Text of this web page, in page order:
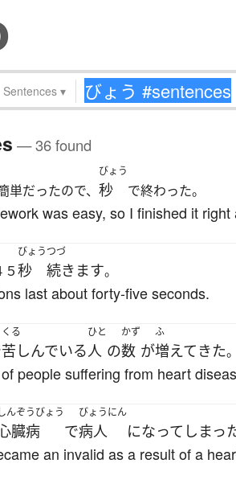
Sentences ▾
— 36 found
だったので、
びょう
秒 で終わった。
was easy, so I finished it right
５
びょう
秒
つづ
続きます。
last about forty-five seconds.
くる
苦しんでいる
ひと
人 の
かず
数 が
ふ
増えて きた。
people suffering from heart
んぞうびょう
臓病 で
びょうにん
病人 になって しまっ
an invalid as a result of a